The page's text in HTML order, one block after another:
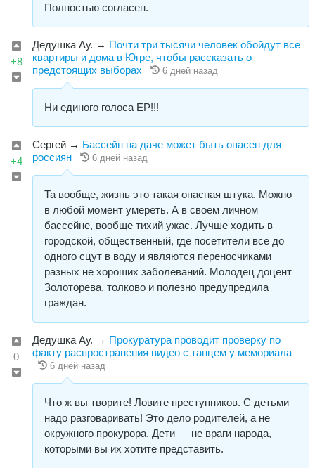
Полностью согласен.
+8
Дедушка Ау. → Почти три тысячи человек обойдут все
квартиры и дома в Югре, чтобы рассказать о
предстоящих выборах
6 дней назад
Ни единого голоса ЕР!!!
+4
Сергей → Бассейн на даче может быть опасен для
россиян
6 дней назад
Та вообще, жизнь это такая опасная штука. Можно
в любой момент умереть. А в своем личном
бассейне, вообще тихий ужас. Лучше ходить в
городской, общественный, где посетители все до
одного сцут в воду и являются переносчиками
разных не хороших заболеваний. Молодец доцент
Золоторева, толково и полезно предупредила
граждан.
0
Дедушка Ау. → Прокуратура проводит проверку по
факту распространения видео с танцем у мемориала
6 дней назад
Что ж вы творите! Ловите преступников. С детьми
надо разговаривать! Это дело родителей, а не
окружного прокурора. Дети — не враги народа,
которыми вы их хотите представить.